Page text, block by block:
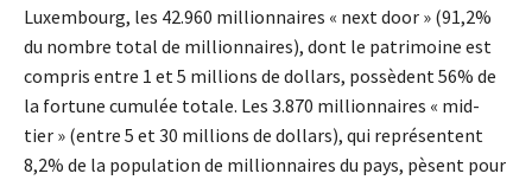
Luxembourg, les 42.960 millionnaires « next door » (91,2%
du nombre total de millionnaires), dont le patrimoine est
compris entre 1 et 5 millions de dollars, possèdent 56% de
la fortune cumulée totale. Les 3.870 millionnaires « mid-
tier » (entre 5 et 30 millions de dollars), qui représentent
8,2% de la population de millionnaires du pays, pèsent pour